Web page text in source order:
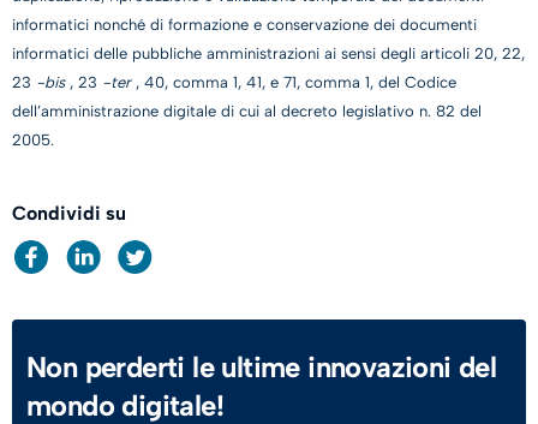
informatici nonché di formazione e conservazione dei documenti
informatici delle pubbliche amministrazioni ai sensi degli articoli 20, 22,
23 -bis , 23 -ter , 40, comma 1, 41, e 71, comma 1, del Codice
dell’amministrazione digitale di cui al decreto legislativo n. 82 del
2005.
Condividi su
Non perderti le ultime innovazioni del
mondo digitale!